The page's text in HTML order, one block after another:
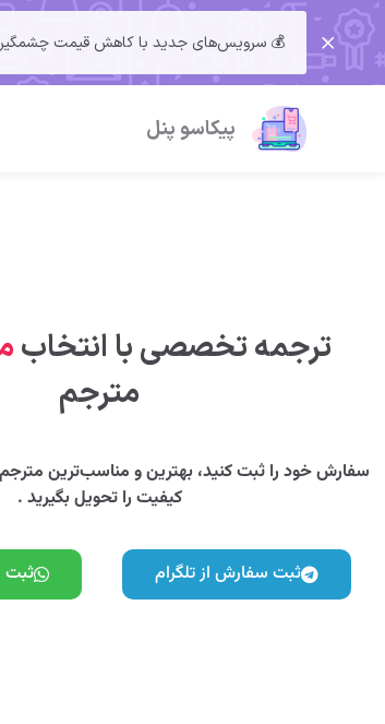
💰 سرویس‌های جدید با کاهش قیمت چشمگیر به
پیکاسو پنل
ترجمه تخصصی با انتخاب
مترجم
سفارش خود را ثبت کنید، بهترین و مناسب‌ترین مترجم
کیفیت را تحویل بگیرید .
ثبت سفارش از تلگرام ثبت